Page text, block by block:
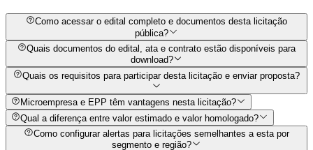
Como acessar o edital completo e documentos desta licitação
pública?
Quais documentos do edital, ata e contrato estão disponíveis para
download?
Quais os requisitos para participar desta licitação e enviar proposta?
Microempresa e EPP têm vantagens nesta licitação?
Qual a diferença entre valor estimado e valor homologado?
Como configurar alertas para licitações semelhantes a esta por
segmento e região?